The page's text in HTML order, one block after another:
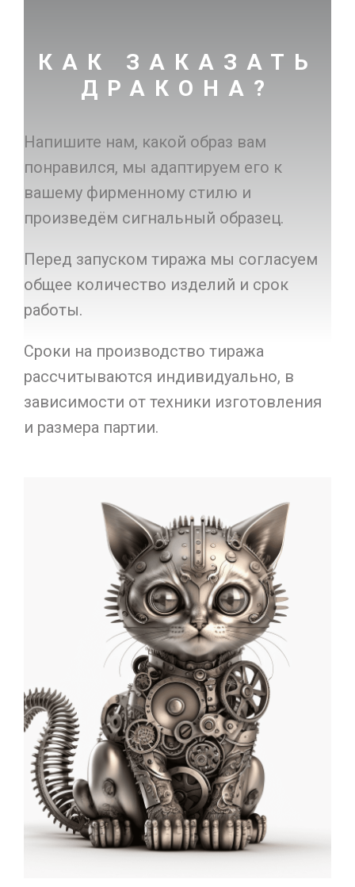
КАК ЗАКАЗАТЬ
ДРАКОНА?
Напишите нам, какой образ вам
понравился, мы адаптируем его к
вашему фирменному стилю и
произведём сигнальный образец.
Перед запуском тиража мы согласуем
общее количество изделий и срок
работы.
Сроки на производство тиража
рассчитываются индивидуально, в
зависимости от техники изготовления
и размера партии.